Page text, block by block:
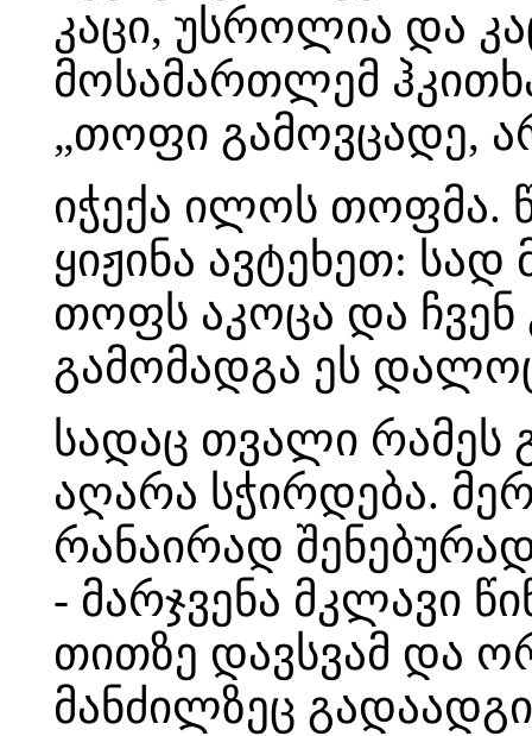
კაცი, უსროლია და
მოსამართლემ
„თოფი გამოვცადე,
იჭექა ილოს თოფმა.
ყიჟინა ავტეხეთ:
თოფს აკოცა და
გამომადგა ეს
სადაც თვალი რამეს
აღარა სჭირდება.
რანაირად
- მარჯვენა მკლავი
თითზე დავსვამ და
მანძილზეც